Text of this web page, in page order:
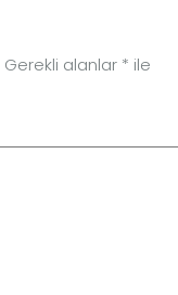
Gerekli alanlar * ile